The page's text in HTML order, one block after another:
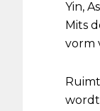
Yin,
Mits
vorm
wordt